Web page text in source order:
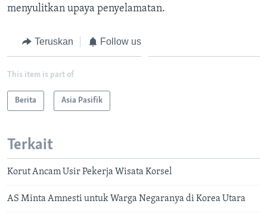
menyulitkan upaya penyelamatan.
Teruskan Follow us
This item is part of
Berita Asia Pasifik
Terkait
Korut Ancam Usir Pekerja Wisata Korsel
AS Minta Amnesti untuk Warga Negaranya di Korea Utara